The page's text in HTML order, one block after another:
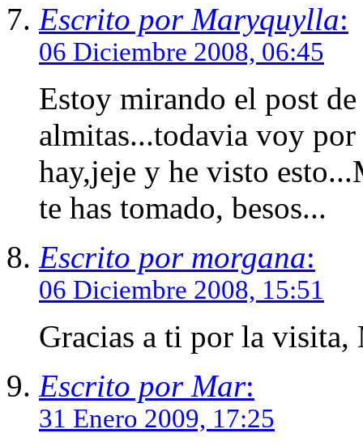
Escrito por Maryquylla:
06 Diciembre 2008, 06:45
Estoy mirando el post
almitas...todavia voy
hay,jeje y he visto
te has tomado, besos...
Escrito por morgana:
06 Diciembre 2008, 15:51
Gracias a ti por la
Escrito por Mar:
31 Enero 2009, 17:25